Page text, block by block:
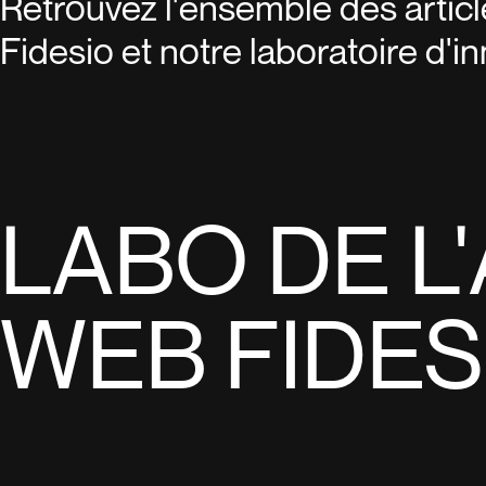
Fidesio et notre laboratoire
LABO DE
WEB